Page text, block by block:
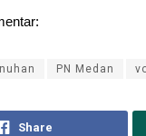
PN Medan
Share